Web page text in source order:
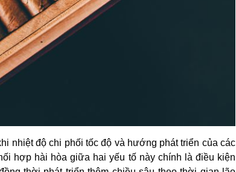
nhiệt độ chi phối tốc độ và hướng phát triển của các
hợp hài hòa giữa hai yếu tố này chính là điều kiện